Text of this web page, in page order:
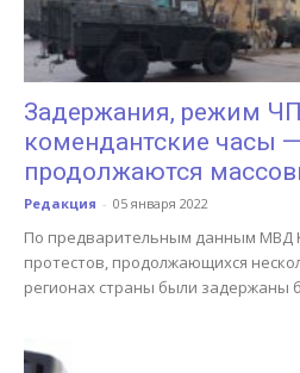
Задержания, режим
комендантские часы
продолжаются
Редакция - 05 января 2022
По предварительным данным МВД
протестов, продолжающихся
регионах страны были задержаны